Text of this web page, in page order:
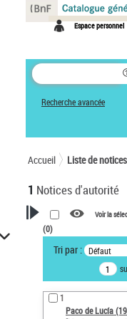
Espace personnel
Recherche avancée
Accueil Liste de
1 Notices d'autorité
VOTRE RECHERCHE
Recherche
notices d’autorité
Œuvres liées à
Paco de Lucía
Voir la
(0)
Tri par : Défaut
1
Paco de Lucía
Panneau de gestion des cookies